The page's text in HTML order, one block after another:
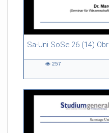
Sa-Uni SoSe 26 (14)
46:53 duration
257